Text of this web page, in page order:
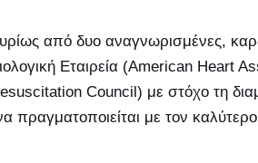
από δυο αναγνωρισμένες,
Εταιρεία (Αmerican Heart
Council) με στόχο τη
με τον